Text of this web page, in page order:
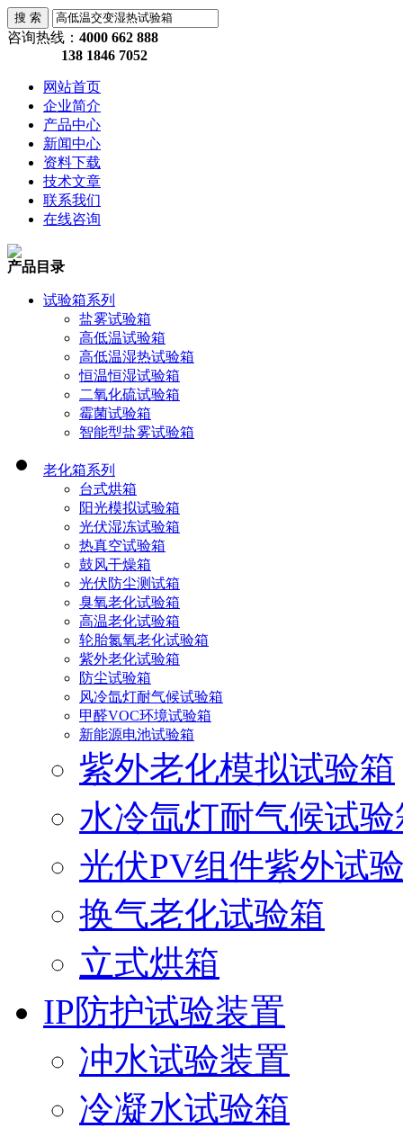
咨询热线： 4000 662 888
138 1846 7052
网站首页
企业简介
产品中心
新闻中心
资料下载
技术文章
联系我们
在线咨询
产品目录
试验箱系列
盐雾试验箱
高低温试验箱
高低温湿热试验箱
恒温恒湿试验箱
二氧化硫试验箱
霉菌试验箱
智能型盐雾试验箱
老化箱系列
台式烘箱
阳光模拟试验箱
光伏湿冻试验箱
热真空试验箱
鼓风干燥箱
光伏防尘测试箱
臭氧老化试验箱
高温老化试验箱
轮胎氮氧老化试验箱
紫外老化试验箱
防尘试验箱
风冷氙灯耐气候试验箱
甲醛VOC环境试验箱
新能源电池试验箱
紫外老化模拟试验箱
水冷氙灯耐气候试验
光伏PV组件紫外试
换气老化试验箱
立式烘箱
IP防护试验装置
冲水试验装置
冷凝水试验箱